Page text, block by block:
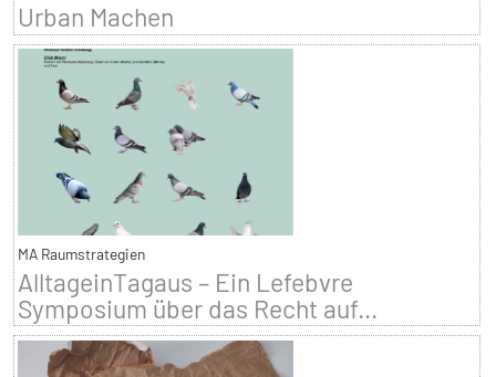
Urban Machen
MA Raumstrategien
AlltageinTagaus – Ein Lefebvre
Symposium über das Recht auf...